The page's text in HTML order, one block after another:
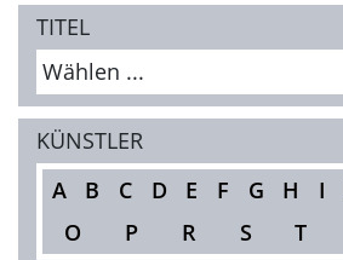
TITEL
Wählen ...
KÜNSTLER
A
B C D E F G H I
O
P R S T